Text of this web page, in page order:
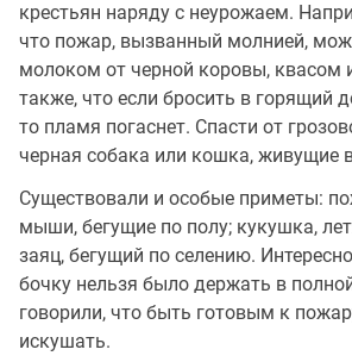
крестьян наряду с неурожаем.
что пожар, вызванный молнией,
молоком от черной коровы, квасом
также, что если бросить в горящий
то пламя погаснет. Спасти от
черная собака или кошка, живущие
Существовали и особые приметы:
мыши, бегущие по полу; кукушка,
заяц, бегущий по селению.
бочку нельзя было держать в
говорили, что быть готовым к
искушать.